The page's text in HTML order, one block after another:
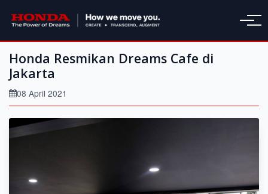
Honda Resmikan Dreams Cafe di
Jakarta
08 April 2021